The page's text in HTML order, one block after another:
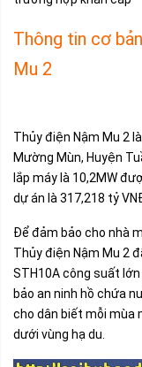
Thông tin cơ
Mu 2
Thủy điện Nậm Mu 2
Mường Mùn, Huyện
lắp máy là 10,2MW
dự án là 317,218 tỷ
Để đảm bảo cho nhà
Thủy điện Nậm Mu 2
STH10A công suất
bảo an ninh hồ chứa
cho dân biết mỗi mùa
dưới vùng hạ du.